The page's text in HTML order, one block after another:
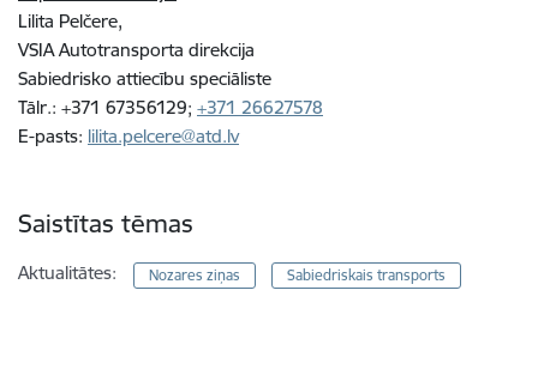
Lilita Pelčere,
VSIA Autotransporta direkcija
Sabiedrisko attiecību speciāliste
Tālr.: +371 67356129; +371 26627578
E-pasts: lilita.pelcere@atd.lv
Saistītas tēmas
Aktualitātes: Nozares ziņas Sabiedriskais transports